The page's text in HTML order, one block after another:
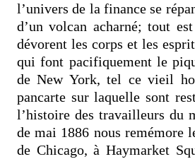
l’univers de la finance se
d’un volcan acharné; tout
dévorent les corps et les
qui font pacifiquement le
de New York, tel ce vieil
pancarte sur laquelle sont
l’histoire des travailleurs du
de mai 1886 nous remémore
de Chicago, à Haymarket